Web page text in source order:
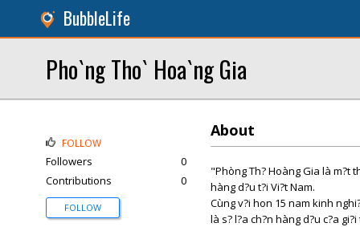
BubbleLife
Pho`ng Tho` Hoa`ng Gia
About
"Phòng Th? Hoàng Gia là m?t
hàng d?u t?i Vi?t Nam.
Cùng v?i hon 15 nam kinh
là s? l?a ch?n hàng d?u c?a
FOLLOW
Followers
0
Contributions
0
FOLLOW